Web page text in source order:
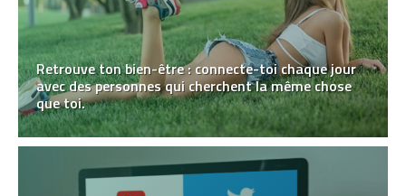
Retrouve ton bien-être : connecte-toi chaque jour
avec des personnes qui cherchent la même chose
que toi.